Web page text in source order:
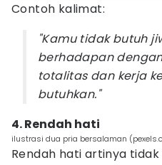
Contoh kalimat:
"Kamu tidak butuh
berhadapan
totalitas dan kerja
butuhkan."
4. Rendah hati
ilustrasi dua pria bersalaman
Rendah hati artinya